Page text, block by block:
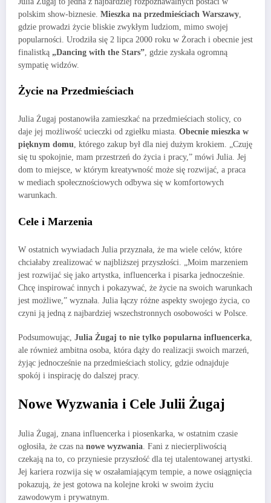
polskim show-biznesie. Mieszka na przedmieściach Warszawy
gdzie prowadzi życie bliskie zwykłym ludziom, mimo swojej
popularności. Urodziła się 2 lipca 2000 roku w Żorach i obecnie jest
finalistką „Dancing with the Stars” , gdzie zyskała ogromną
sympatię widzów.
Życie na Przedmieściach
Julia Żugaj postanowiła zamieszkać na przedmieściach stolicy, co
daje jej możliwość ucieczki od zgiełku miasta. Obecnie mieszka w
pięknym domu, którego zakup był dla niej dużym krokiem. „Czuję
się tu spokojnie, mam przestrzeń do życia i pracy,” mówi Julia. Jej
dom to miejsce, w którym kreatywność może się rozwijać, a praca
w mediach społecznościowych odbywa się w komfortowych
warunkach.
Cele i Marzenia
W ostatnich wywiadach Julia przyznała, że ma wiele celów, które
chciałaby zrealizować w najbliższej przyszłości. „Moim marzeniem
jest rozwijać się jako artystka, influencerka i pisarka jednocześnie.
Chcę inspirować innych i pokazywać, że życie na swoich warunkach
jest możliwe,” wyznała. Julia łączy różne aspekty swojego życia, co
czyni ją jedną z najbardziej wszechstronnych osobowości w Polsce.
Podsumowując, Julia Żugaj to nie tylko popularna influencerka,
ale również ambitna osoba, która dąży do realizacji swoich marzeń,
żyjąc jednocześnie na przedmieściach stolicy, gdzie odnajduje
spokój i inspirację do dalszej pracy.
Nowe Wyzwania i Cele Julii Żugaj
Julia Żugaj, znana influencerka i piosenkarka, w ostatnim czasie
ogłosiła, że czas na nowe wyzwania. Fani z niecierpliwością
czekają na to, co przyniesie przyszłość dla tej utalentowanej artystki.
Jej kariera rozwija się w oszałamiającym tempie, a nowe osiągnięcia
pokazują, że jest gotowa na kolejne kroki w swoim życiu
zawodowym i prywatnym.